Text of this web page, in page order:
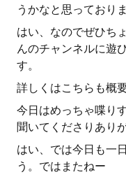
うかなと思っておりま
はい、なのでぜひち
んのチャンネルに遊
す。
詳しくはこちらも概
今日はめっちゃ喋り
聞いてくださりあり
はい、では今日も一
う。ではまたねー